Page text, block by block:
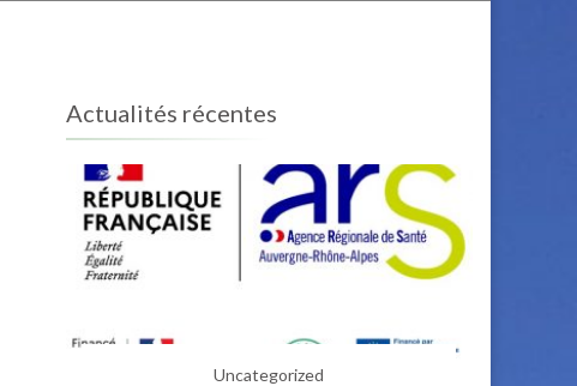
Actualités récentes
Uncategorized